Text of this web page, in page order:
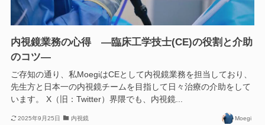
内視鏡業務の心得 ―臨床工学技士(CE)の役割と介助
のコツ―
ご存知の通り、私MoegiはCEとして内視鏡業務を担当しており、
先生方と日本一の内視鏡チームを目指して日々治療の介助をして
います。 X（旧：Twitter）界隈でも、内視鏡...
2025年9月25日 内視鏡 Moegi